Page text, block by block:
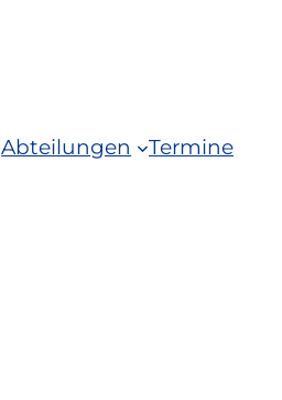
Abteilungen Termine